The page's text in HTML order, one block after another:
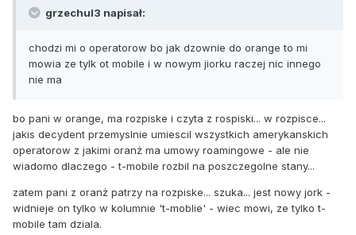
grzechul3 napisał:
chodzi mi o operatorow bo jak dzownie do orange to mi
mowia ze tylk ot mobile i w nowym jiorku raczej nic innego
nie ma
bo pani w orange, ma rozpiske i czyta z rospiski... w rozpisce...
jakis decydent przemyslnie umiescil wszystkich amerykanskich
operatorow z jakimi oranż ma umowy roamingowe - ale nie
wiadomo dlaczego - t-mobile rozbil na poszczegolne stany...
zatem pani z oranż patrzy na rozpiske... szuka... jest nowy jork -
widnieje on tylko w kolumnie 't-moblie' - wiec mowi, ze tylko t-
mobile tam dziala.